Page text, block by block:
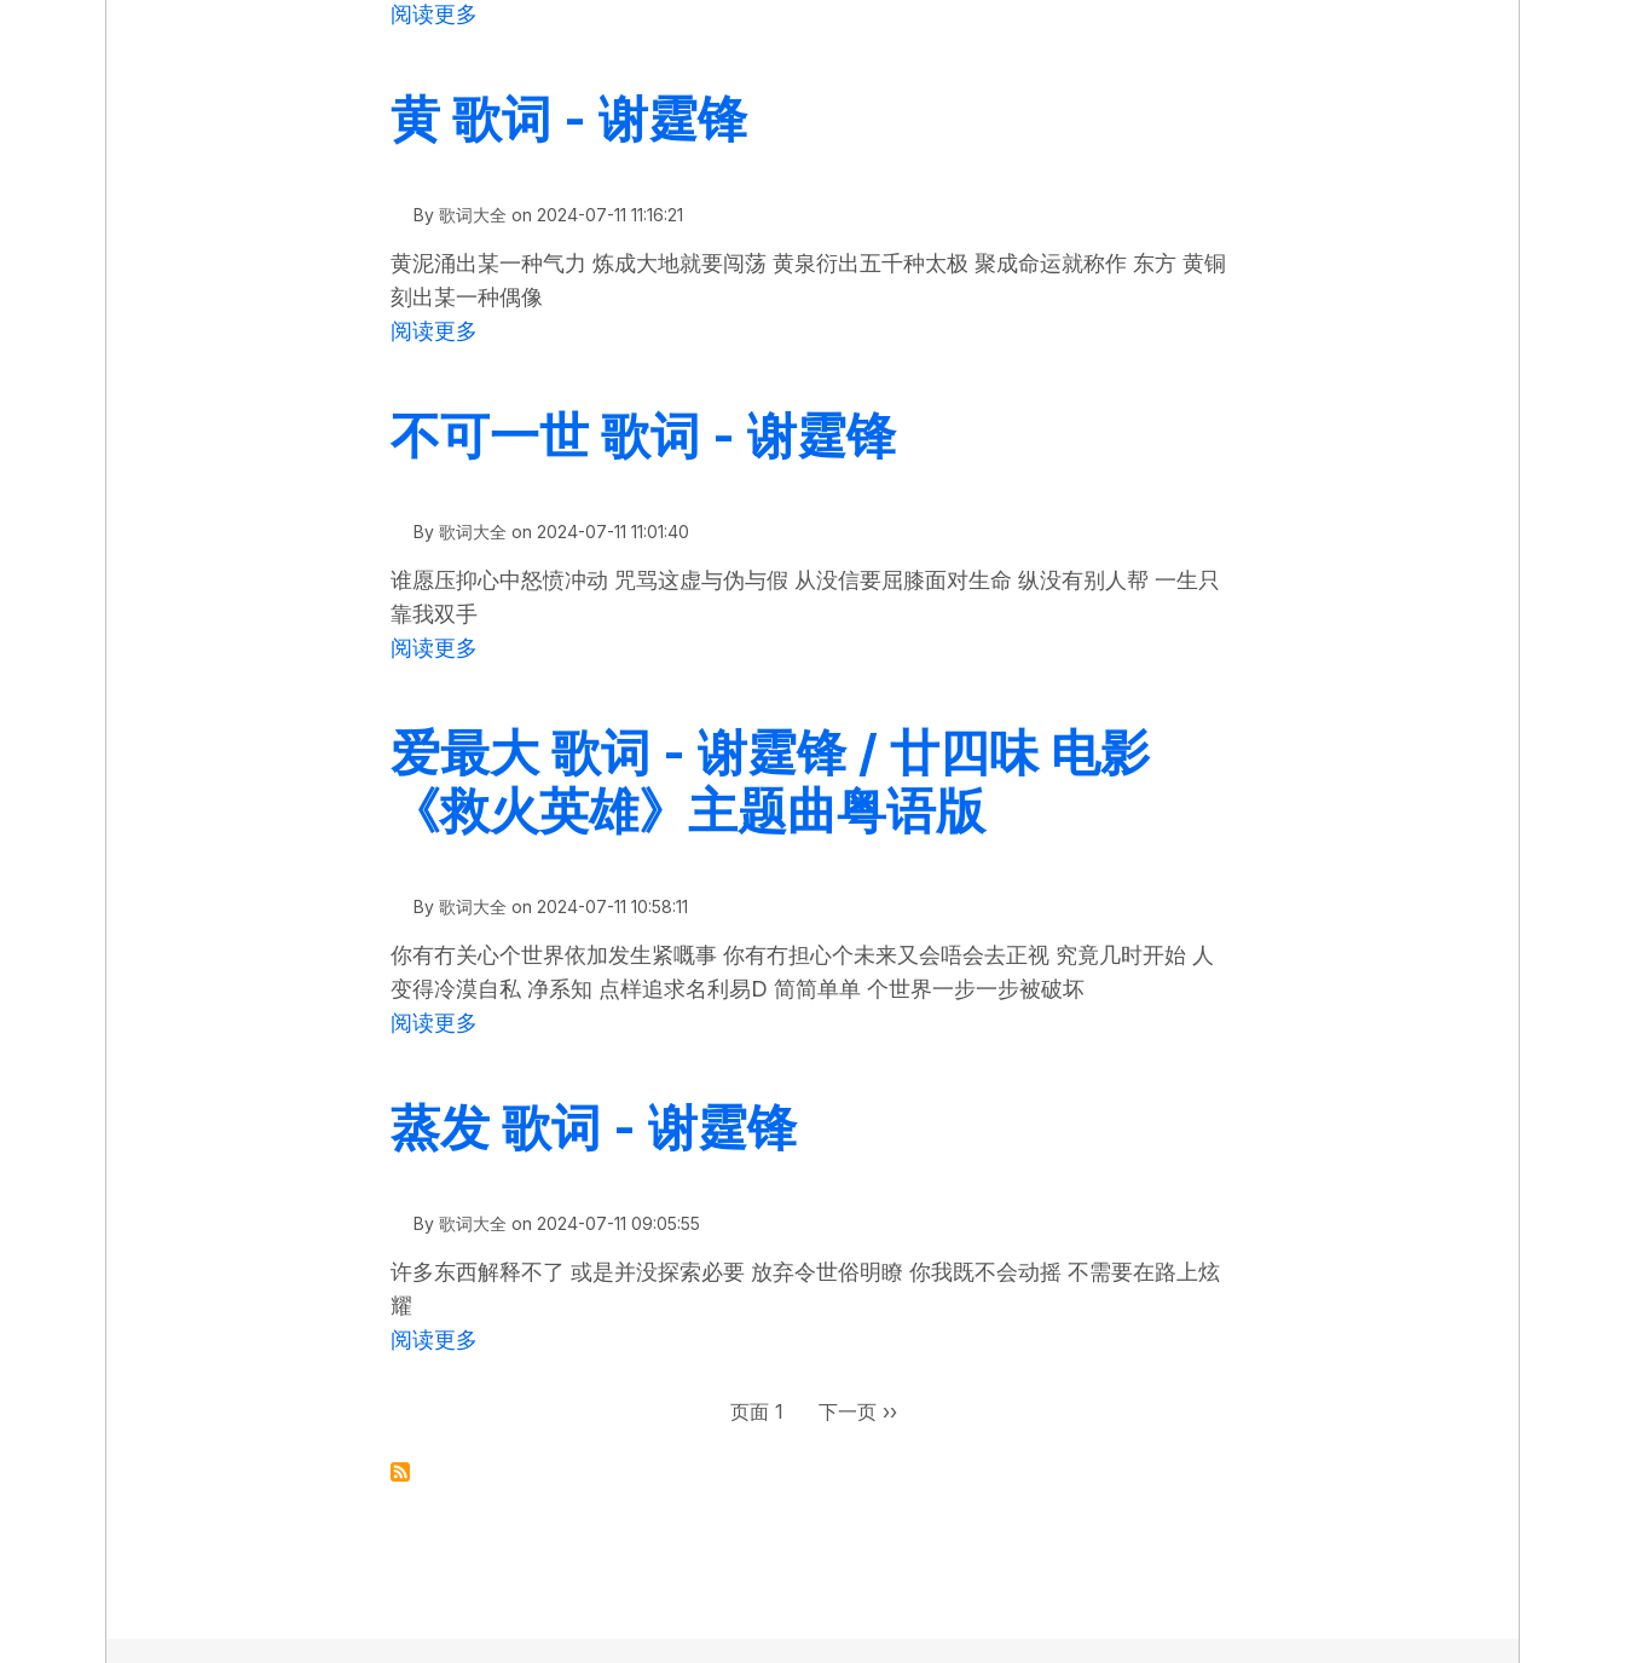
阅读更多
黄 歌词 - 谢霆锋
By 歌词大全 on 2024-07-11 11:16:21
黄泥涌出某一种气力 炼成大地就要闯荡 黄泉衍出五千种太极 聚成命运就称作 东方 黄铜
刻出某一种偶像
阅读更多
不可一世 歌词 - 谢霆锋
By 歌词大全 on 2024-07-11 11:01:40
谁愿压抑心中怒愤冲动 咒骂这虚与伪与假 从没信要屈膝面对生命 纵没有别人帮 一生只
靠我双手
阅读更多
爱最大 歌词 - 谢霆锋 / 廿四味 电影
《救火英雄》主题曲粤语版
By 歌词大全 on 2024-07-11 10:58:11
你有冇关心个世界依加发生紧嘅事 你有冇担心个未来又会唔会去正视 究竟几时开始 人
变得冷漠自私 净系知 点样追求名利易D 简简单单 个世界一步一步被破坏
阅读更多
蒸发 歌词 - 谢霆锋
By 歌词大全 on 2024-07-11 09:05:55
许多东西解释不了 或是并没探索必要 放弃令世俗明瞭 你我既不会动摇 不需要在路上炫
耀
阅读更多
页面 1 下一页
下一页 ››